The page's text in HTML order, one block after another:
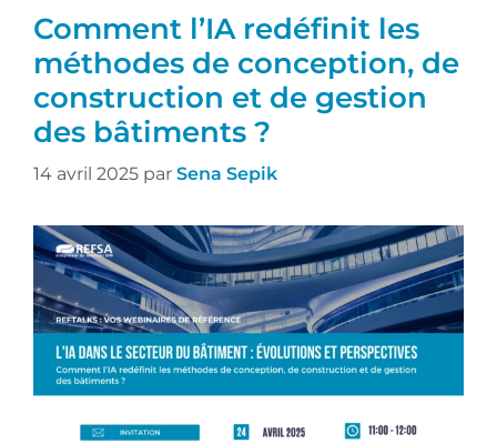
Comment l’IA redéfinit les
méthodes de conception, de
construction et de gestion
des bâtiments ?
14 avril 2025 par Sena Sepik